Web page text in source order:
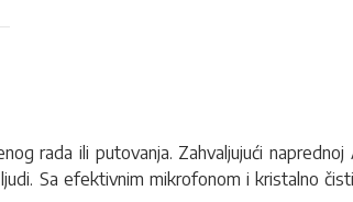
rada ili putovanja. Zahvaljujući naprednoj
Sa efektivnim mikrofonom i kristalno